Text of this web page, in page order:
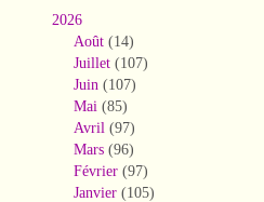
2026
Août (14)
Juillet (107)
Juin (107)
Mai (85)
Avril (97)
Mars (96)
Février (97)
Janvier (105)